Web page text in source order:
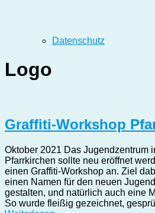
Datenschutz
Logo
Graffiti-Workshop
Oktober 2021 Das Jugendzentrum
Pfarrkirchen sollte neu eröffnet
einen Graffiti-Workshop an. Ziel
einen Namen für den neuen
gestalten, und natürlich auch eine
So wurde fleißig gezeichnet,